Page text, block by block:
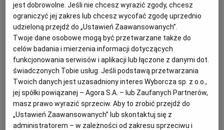
DOMOWE PRZETWORY
SOST, DIPY I INNE DODATKI
KUCHNIA MEKSYKAŃSKA
KUCHNIA INDYJSKA
KUCHNIA HISZPAŃSKA
KUCHNIA NIEMIECKA
GLIWICE
GORZÓW WIELKOPOLSKI
KALISZ
KATOWICE
WYBORCZA TV I VOD
TYLKO ZDROWIE
KSIĄŻKI. MAGAZYN DO CZYTANIA
NASZA EUROPA
BIQDATA
JUTRONAUCI
ARCHIWUM
INNE SERWISY
jest dobrowolne. Jeśli nie chcesz wyrazić zgody, chcesz
ograniczyć jej zakres lub chcesz wycofać zgodę uprzednio
udzieloną przejdź do „Ustawień Zaawansowanych”.
Twoje dane osobowe mogą być przetwarzane także do
celów badania i mierzenia informacji dotyczących
funkcjonowania serwisów i aplikacji lub łączone z danymi dot.
świadczonych Tobie usług. Jeśli podstawą przetwarzania
Twoich danych jest uzasadniony interes Wyborcza sp. z o.o.,
jej spółki powiązanej – Agora S.A. – lub Zaufanych Partnerów,
masz prawo wyrazić sprzeciw. Aby to zrobić przejdź do
„Ustawień Zaawansowanych” lub skontaktuj się z
administratorem – w zależności od zakresu sprzeciwu i